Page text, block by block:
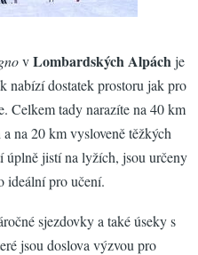
vLombardských Alpáchje
nabízí dostatek prostoru jak pro
Celkem tady narazíte na 40 km
na 20 km vysloveně těžkých
úplně jistí na lyžích, jsou určeny
ideální pro učení.
sjezdovky a také úseky s
jsou doslova výzvou pro